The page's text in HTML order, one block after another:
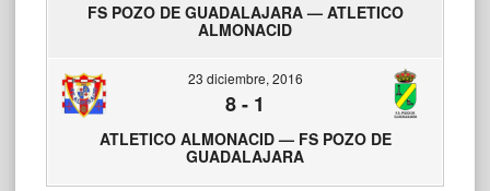
FS POZO DE GUADALAJARA — ATLETICO
ALMONACID
23 diciembre, 2016
8- 1
ATLETICO ALMONACID — FS POZO DE
GUADALAJARA